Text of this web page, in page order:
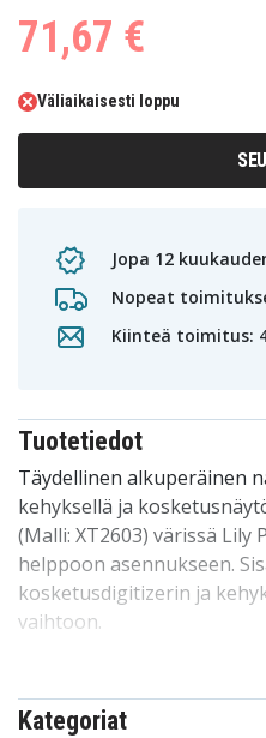
71,67 €
Väliaikaisesti loppu
Jopa 12
Nopeat
Kiinteä toimitus:
Tuotetiedot
Täydellinen alkuperäinen
kehyksellä ja
(Malli: XT2603) värissä Lily
helppoon asennukseen.
kosketusdigitizerin ja
vaihtoon.
Yhteensopivuus:
Kategoriat